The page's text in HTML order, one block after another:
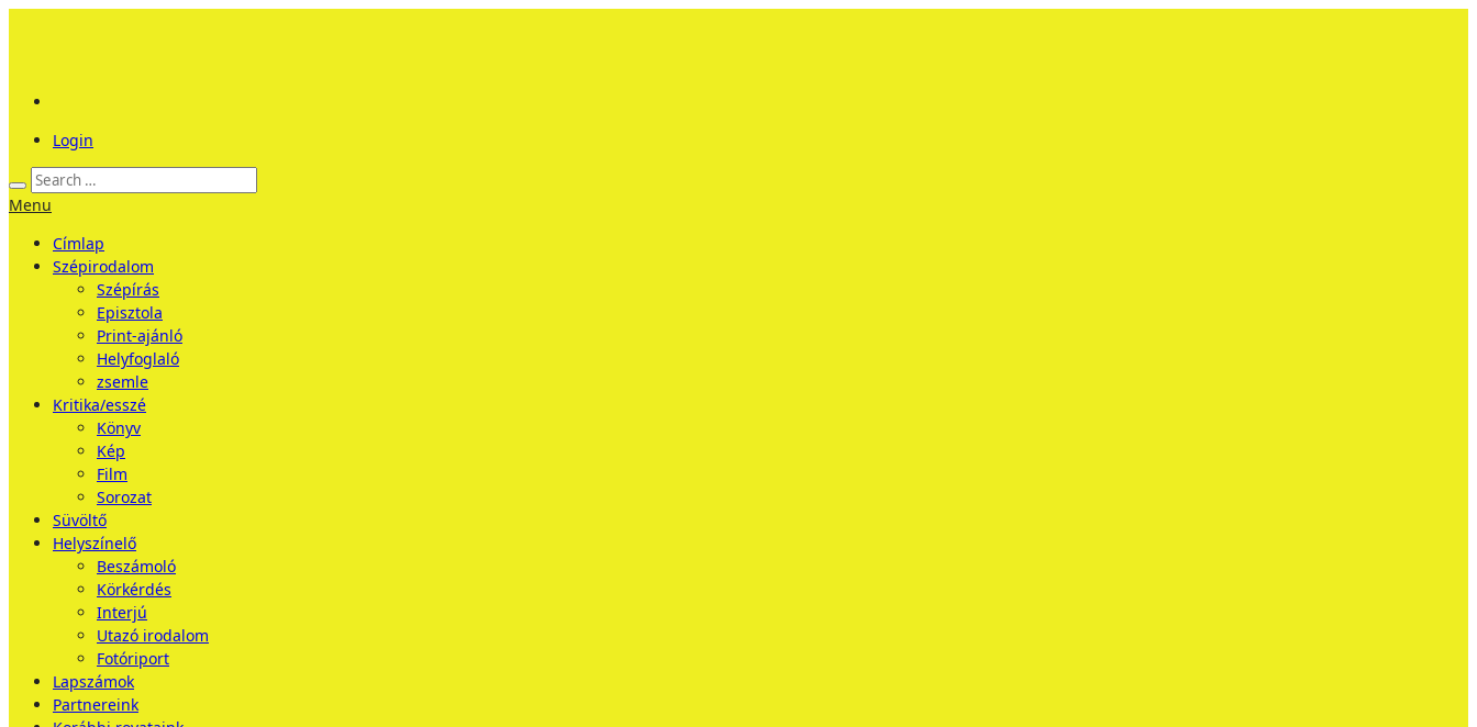
Login
Menu
Címlap
Szépirodalom
Szépírás
Episztola
Print-ajánló
Helyfoglaló
zsemle
Kritika/esszé
Könyv
Kép
Film
Sorozat
Süvöltő
Helyszínelő
Beszámoló
Körkérdés
Interjú
Utazó irodalom
Fotóriport
Lapszámok
Partnereink